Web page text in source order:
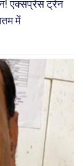
एक्सप्रेस ट्रेन
में